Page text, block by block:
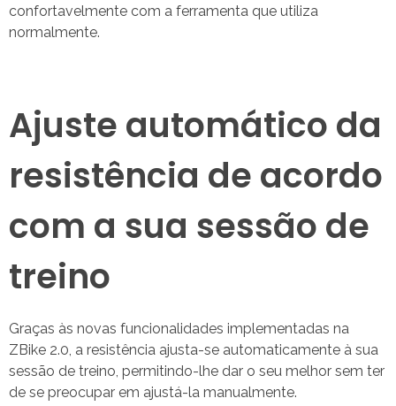
confortavelmente com a ferramenta que utiliza
normalmente.
Ajuste automático da
resistência de acordo
com a sua sessão de
treino
Graças às novas funcionalidades implementadas na
ZBike 2.0, a resistência ajusta-se automaticamente à sua
sessão de treino, permitindo-lhe dar o seu melhor sem ter
de se preocupar em ajustá-la manualmente.